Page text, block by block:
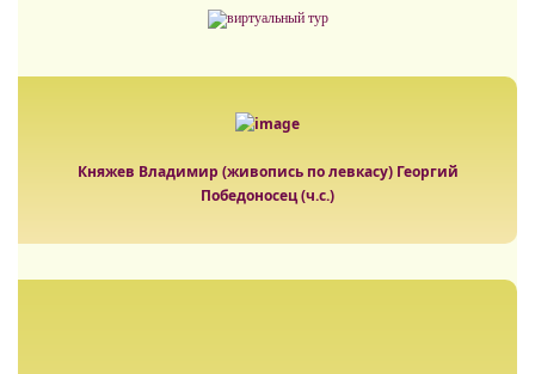
Княжев Владимир (живопись по левкасу) Георгий
Победоносец (ч.с.)